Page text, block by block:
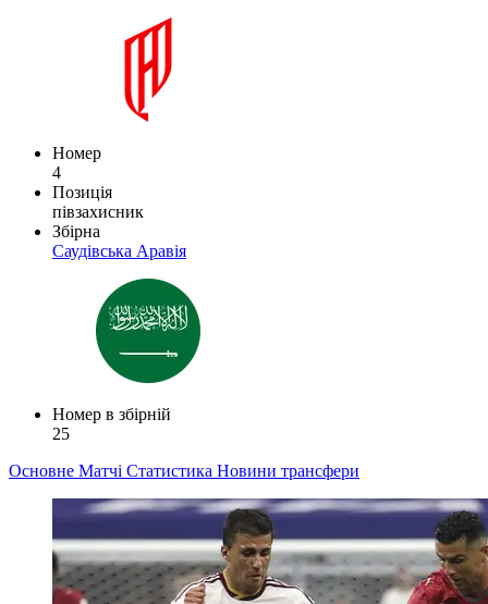
Номер
4
Позиція
півзахисник
Збірна
Саудівська Аравія
Номер в збірній
25
Основне Матчі Статистика Новини трансфери